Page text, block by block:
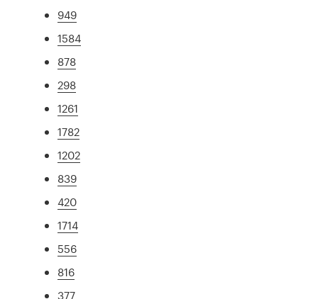
949
1584
878
298
1261
1782
1202
839
420
1714
556
816
377